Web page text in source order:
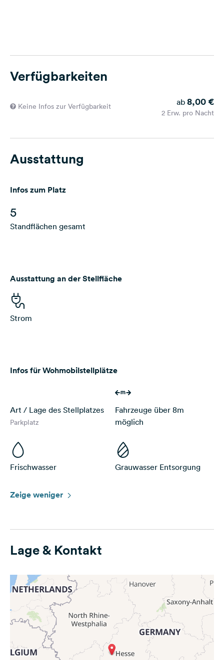
Verfügbarkeiten
Keine Infos zur Verfügbarkeit ab 8,00 €
2 Erw. pro Nacht
Ausstattung
Infos zum Platz
5
Standflächen gesamt
Ausstattung an der Stellfläche
Strom
Infos für Wohmobilstellplätze
Art / Lage des Stellplatzes
Parkplatz
Fahrzeuge über 8m
möglich
Frischwasser Grauwasser Entsorgung
Zeige weniger
Lage & Kontakt